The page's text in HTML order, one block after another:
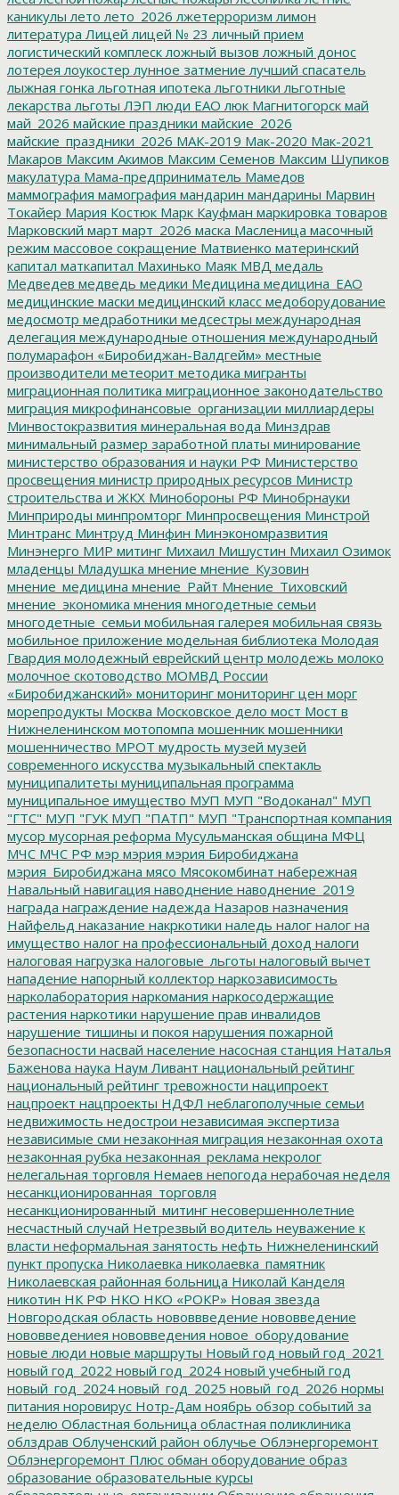
каникулы лето лето_2026 лжетерроризм лимон
литература Лицей лицей № 23 личный прием
логистический комплеск ложный вызов ложный донос
лотерея лоукостер лунное затмение лучший спасатель
лыжная гонка льготная ипотека льготники льготные
лекарства льготы ЛЭП люди ЕАО люк Магнитогорск май
май_2026 майские праздники майские_2026
майские_праздники_2026 МАК-2019 Мак-2020 Мак-2021
Макаров Максим Акимов Максим Семенов Максим Шупиков
макулатура Мама-предприниматель Мамедов
маммография мамография мандарин мандарины Марвин
Токайер Мария Костюк Марк Кауфман маркировка товаров
Марковский март март_2026 маска Масленица масочный
режим массовое сокращение Матвиенко материнский
капитал маткапитал Махинько Маяк МВД медаль
Медведев медведь медики Медицина медицина_ЕАО
медицинские маски медицинский класс медоборудование
медосмотр медработники медсестры международная
делегация международные отношения международный
полумарафон «Биробиджан-Валдгейм» местные
производители метеорит методика мигранты
миграционная политика миграционное законодательство
миграция микрофинансовые_организации миллиардеры
Минвостокразвития минеральная вода Минздрав
минимальный размер заработной платы минирование
министерство образования и науки РФ Министерство
просвещения министр природных ресурсов Министр
строительства и ЖКХ Минобороны РФ Минобрнауки
Минприроды минпромторг Минпросвещения Минстрой
Минтранс Минтруд Минфин Минэкономразвития
Минэнерго МИР митинг Михаил Мишустин Михаил Озимок
младенцы Младушка мнение мнение_Кузовин
мнение_медицина мнение_Райт Мнение_Тиховский
мнение_экономика мнения многодетные семьи
многодетные_семьи мобильная галерея мобильная связь
мобильное приложение модельная библиотека Молодая
Гвардия молодежный еврейский центр молодежь молоко
молочное скотоводство МОМВД России
«Биробиджанский» мониторинг мониторинг цен морг
морепродукты Москва Московское дело мост Мост в
Нижнеленинском мотопомпа мошенник мошенники
мошенничество МРОТ мудрость музей музей
современного искусства музыкальный спектакль
муниципалитеты муниципальная программа
муниципальное имущество МУП МУП "Водоканал" МУП
"ГТС" МУП "ГУК МУП "ПАТП" МУП "Транспортная компания
мусор мусорная реформа Мусульманская община МФЦ
МЧС МЧС РФ мэр мэрия мэрия Биробиджана
мэрия_Биробиджана мясо Мясокомбинат набережная
Навальный навигация наводнение наводнение_2019
награда награждение надежда Назаров назначения
Найфельд наказание накркотики наледь налог налог на
имущество налог на профессиональный доход налоги
налоговая нагрузка налоговые_льготы налоговый вычет
нападение напорный коллектор наркозависимость
нарколаборатория наркомания наркосодержащие
растения наркотики нарушение прав инвалидов
нарушение тишины и покоя нарушения пожарной
безопасности насвай население насосная станция Наталья
Баженова наука Наум Ливант национальный рейтинг
национальный рейтинг тревожности наципроект
нацпроект нацпроекты НДФЛ неблагополучные семьи
недвижимость недострои независимая экспертиза
независимые сми незаконная миграция незаконная охота
незаконная рубка незаконная_реклама некролог
нелегальная торговля Немаев непогода нерабочая неделя
несанкционированная_торговля
несанкционированный_митинг несовершеннолетние
несчастный случай Нетрезвый водитель неуважение к
власти неформальная занятость нефть Нижнеленинский
пункт пропуска Николаевка николаевка_памятник
Николаевская районная больница Николай Канделя
никотин НК РФ НКО НКО «РОКР» Новая звезда
Новгородская область нововвведение нововведение
нововведениея нововведения новое_оборудование
новые люди новые маршруты Новый год новый год_2021
новый год_2022 новый год_2024 новый учебный год
новый_год_2024 новый_год_2025 новый_год_2026 нормы
питания норовирус Нотр-Дам ноябрь обзор событий за
неделю Областная больница областная поликлиника
облздрав Облученский район облучье Облэнергоремонт
Облэнергоремонт Плюс обман оборудование образ
образование образовательные курсы